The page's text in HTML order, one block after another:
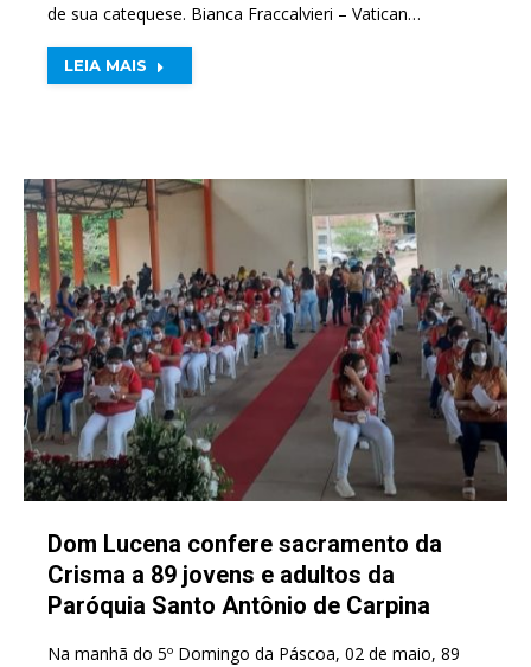
de sua catequese. Bianca Fraccalvieri – Vatican…
LEIA MAIS
Dom Lucena confere sacramento da
Crisma a 89 jovens e adultos da
Paróquia Santo Antônio de Carpina
Na manhã do 5º Domingo da Páscoa, 02 de maio, 89